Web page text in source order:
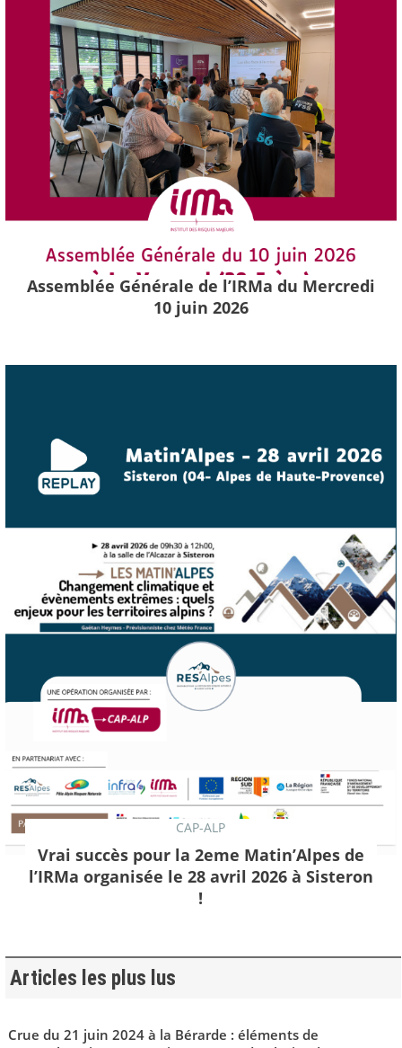
Assemblée Générale de l’IRMa du Mercredi
10 juin 2026
CAP-ALP
Vrai succès pour la 2eme Matin’Alpes de
l’IRMa organisée le 28 avril 2026 à Sisteron
!
Articles les plus lus
Crue du 21 juin 2024 à la Bérarde : éléments de